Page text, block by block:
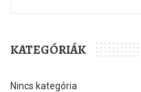
KATEGÓRIÁK
Nincs kategória